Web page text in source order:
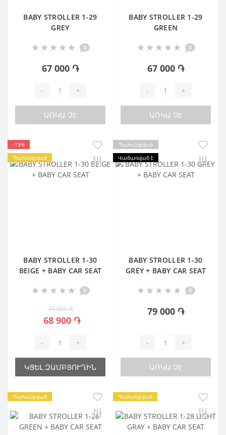
BABY STROLLER 1-29
GREY
0
67 000 ֏
- +
ԱՌԿԱ ՉԷ
BABY STROLLER 1-29
GREEN
0
67 000 ֏
- +
ԱՌԿԱ ՉԷ
-13%
Պահանջված
BABY STROLLER 1-30
BEIGE + BABY CAR SEAT
0
79 000 ֏
68 900 ֏
- +
ԿՑԵԼ ԶԱՄԲՅՈՒՂԻՆ
Պահանջված
Վաճառված է
BABY STROLLER 1-30
GREY + BABY CAR SEAT
0
79 000 ֏
- +
ԱՌԿԱ ՉԷ
Պահանջված Պահանջված